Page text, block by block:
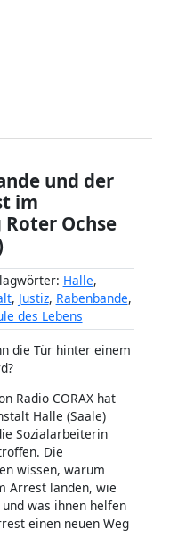
und der
im
Ochse
Halle,
, Justiz, Rabenbande,
des Lebens
die Tür hinter einem
Radio CORAX hat
Halle (Saale)
Sozialarbeiterin
Die
wissen, warum
Arrest landen, wie
was ihnen helfen
einen neuen Weg